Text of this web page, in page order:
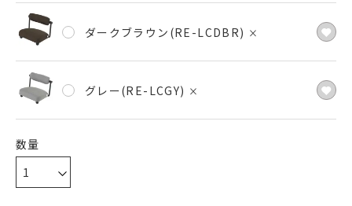
ダークブラウン(RE-LCDBR) ×
グレー(RE-LCGY) ×